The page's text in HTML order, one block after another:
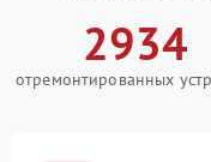
2934
отремонтированных